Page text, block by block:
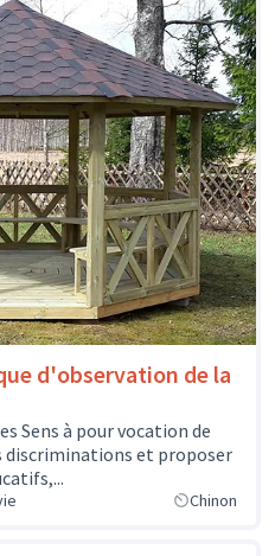
d'observation de la
Sens à pour vocation de
discriminations et proposer
Chinon